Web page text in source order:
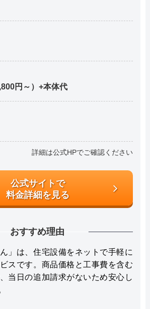
円～）+本体代
詳細は公式HPでご確認ください
公式サイトで
料金詳細を見る
おすすめ理由
」は、住宅設備をネットで手軽に
スです。商品価格と工事費を含む
当日の追加請求がないため安心し